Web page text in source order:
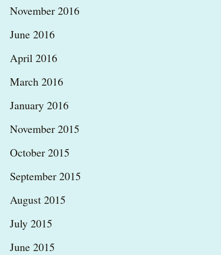
November 2016
June 2016
April 2016
March 2016
January 2016
November 2015
October 2015
September 2015
August 2015
July 2015
June 2015